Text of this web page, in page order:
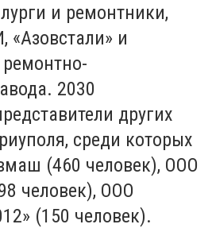
и ремонтники,
и
2030
других
среди которых
(460 человек), ООО
человек), ООО
(150 человек).